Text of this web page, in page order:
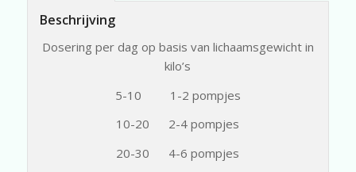
Beschrijving
Dosering per dag op basis van lichaamsgewicht in
kilo’s
5-10 1-2 pompjes
10-20 2-4 pompjes
20-30 4-6 pompjes